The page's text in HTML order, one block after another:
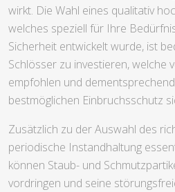
wirkt. Die Wahl eines qualitativ
welches speziell für Ihre
Sicherheit entwickelt wurde, ist
Schlösser zu investieren, welche
empfohlen und
bestmöglichen Einbruchsschutz
Zusätzlich zu der Auswahl des
periodische Instandhaltung
können Staub- und
vordringen und seine